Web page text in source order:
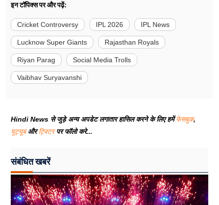
इन टॉपिक्स पर और पढ़ें:
Cricket Controversy IPL 2026 IPL News
Lucknow Super Giants Rajasthan Royals
Riyan Parag Social Media Trolls
Vaibhav Suryavanshi
Hindi News से जुड़े अन्य अपडेट लगातार हासिल करने के लिए हमेंफेसबुक,
यूट्यूबऔरट्विटरपर फॉलो करे...
संबंधित खबरें